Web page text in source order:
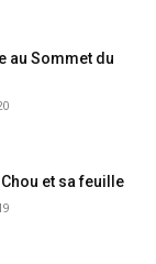
au Sommet du
et sa feuille